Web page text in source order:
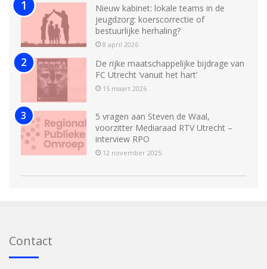
Nieuw kabinet: lokale teams in de
jeugdzorg: koerscorrectie of
bestuurlijke herhaling?
8 april 2026
De rijke maatschappelijke bijdrage van
FC Utrecht ‘vanuit het hart’
15 maart 2026
5 vragen aan Steven de Waal,
voorzitter Mediaraad RTV Utrecht –
interview RPO
12 november 2025
Contact